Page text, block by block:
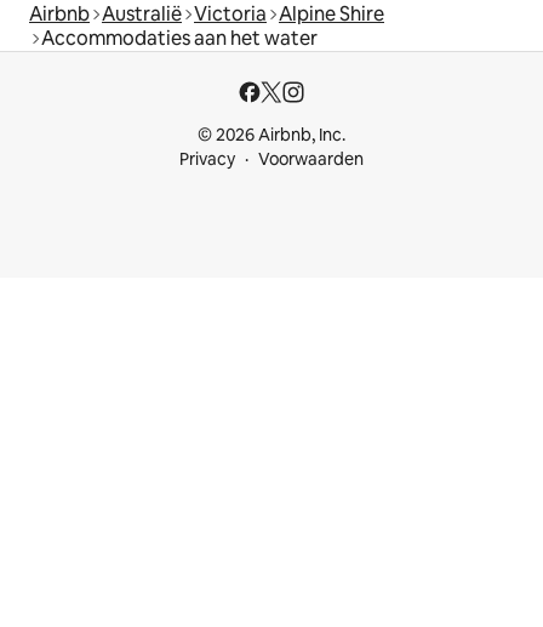
Airbnb Australië Victoria Alpine Shire
Accommodaties aan het water
© 2026 Airbnb, Inc.
Privacy
Voorwaarden